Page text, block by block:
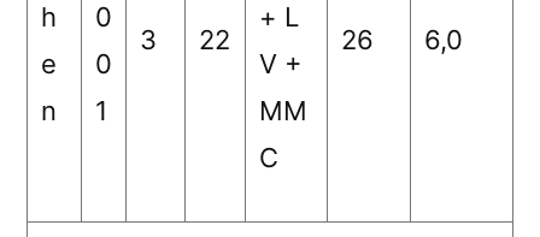
h
e
n
0
0
1
3 22
+ L
V +
MM
C
26 6,0